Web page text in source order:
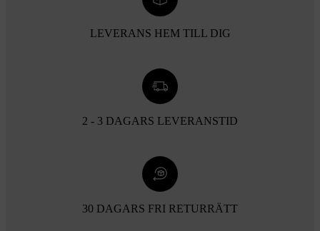
LEVERANS HEM TILL DIG
2 - 3 DAGARS LEVERANSTID
30 DAGARS FRI RETURRÄTT